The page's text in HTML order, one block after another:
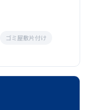
ゴミ屋敷片付け